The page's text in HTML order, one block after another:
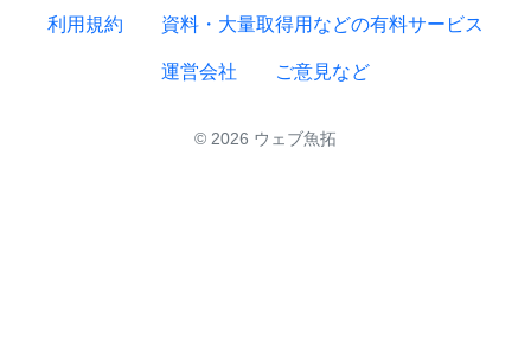
利用規約 資料・大量取得用などの有料サービス
運営会社 ご意見など
© 2026 ウェブ魚拓